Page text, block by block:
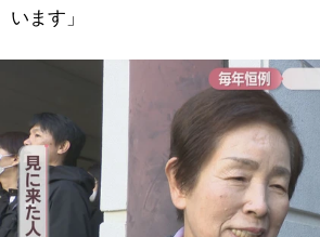
います」